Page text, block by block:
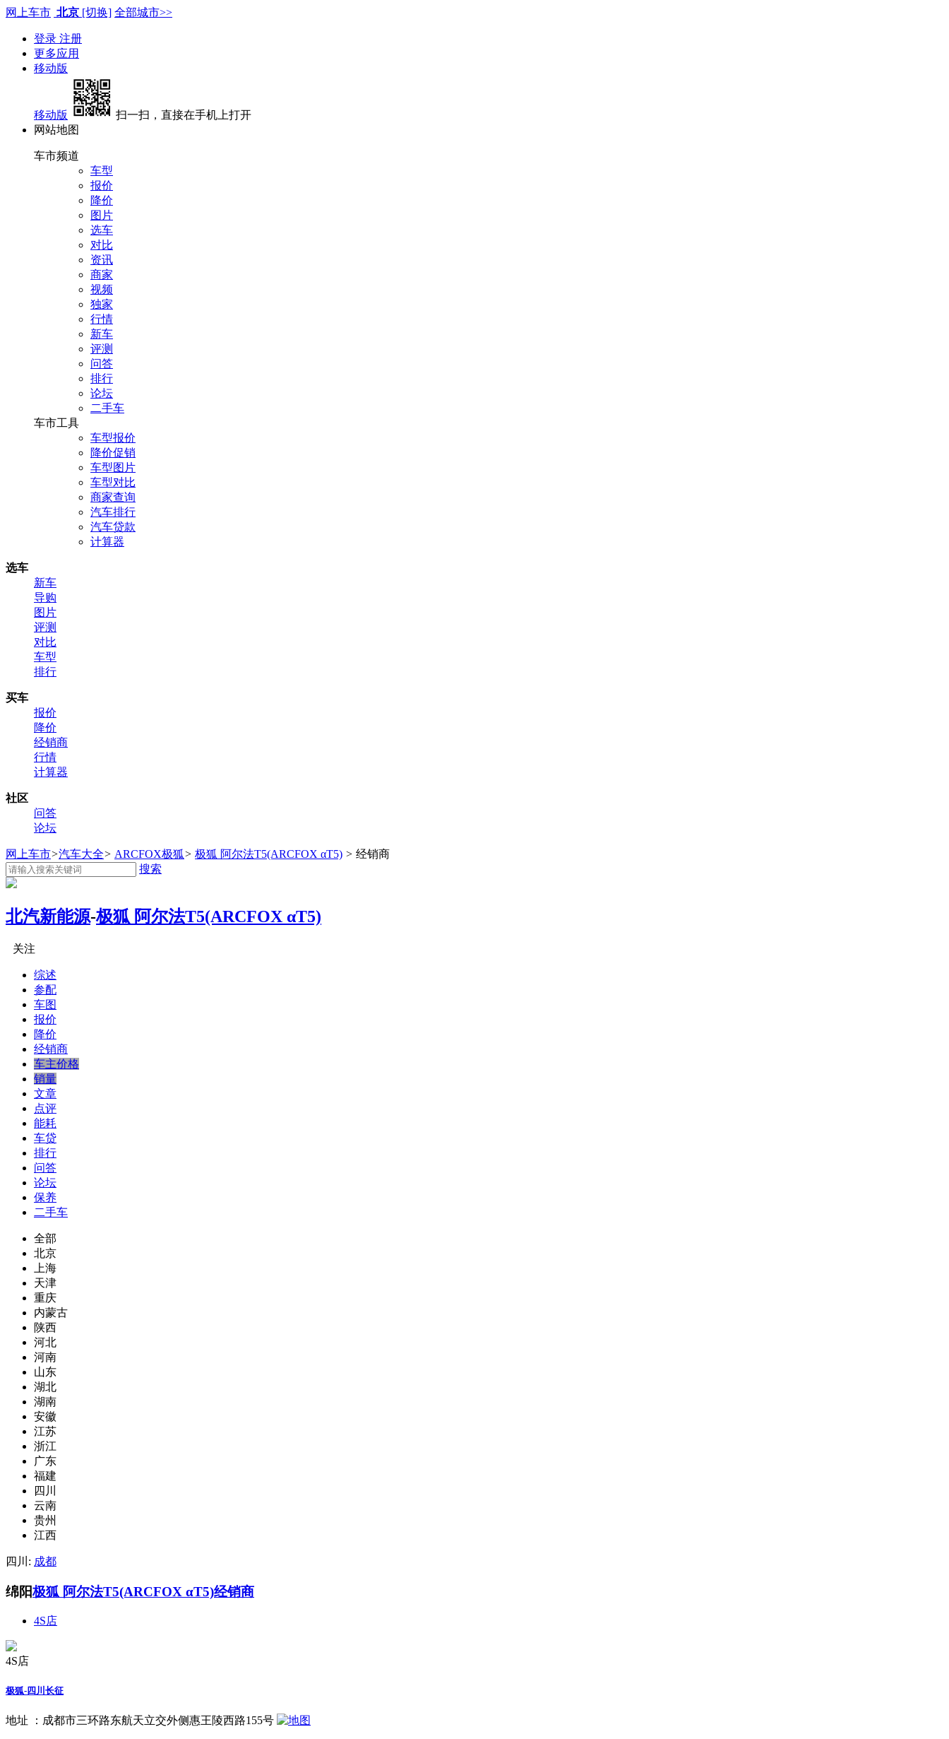
网上车市 北京 [切换] 全部城市>>
登录 注册
更多应用
移动版
移动版
扫一扫，直接在手机上打开
网站地图
车市频道
车型
报价
降价
图片
选车
对比
资讯
商家
视频
独家
行情
新车
评测
问答
排行
论坛
二手车
车市工具
车型报价
降价促销
车型图片
车型对比
商家查询
汽车排行
汽车贷款
计算器
选车
新车
导购
图片
评测
对比
车型
排行
买车
报价
降价
经销商
行情
计算器
社区
问答
论坛
网上车市>汽车大全> ARCFOX极狐> 极狐 阿尔法T5(ARCFOX αT5) > 经销商
搜索
北汽新能源-极狐 阿尔法T5(ARCFOX αT5)
关注
综述
参配
车图
报价
降价
经销商
车主价格
销量
文章
点评
能耗
车贷
排行
问答
论坛
保养
二手车
全部
北京
上海
天津
重庆
内蒙古
陕西
河北
河南
山东
湖北
湖南
安徽
江苏
浙江
广东
福建
四川
云南
贵州
江西
四川: 成都
绵阳极狐 阿尔法T5(ARCFOX αT5)经销商
4S店
4S店
极狐-四川长征
地址 ： 成都市三环路东航天立交外侧惠王陵西路155号